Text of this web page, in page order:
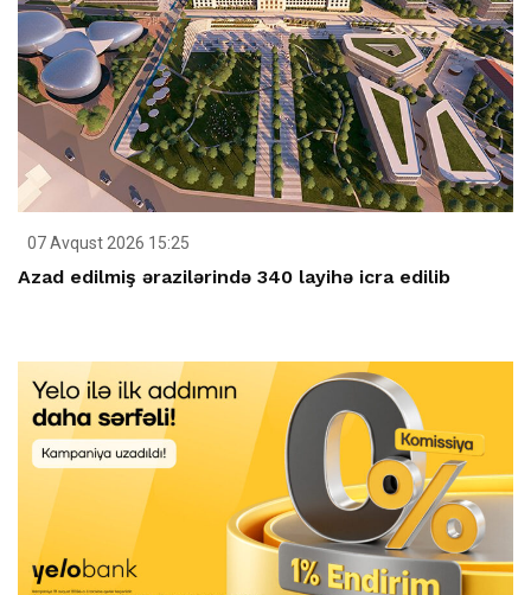
07 Avqust 2026 15:25
Azad edilmiş ərazilərində 340 layihə icra edilib